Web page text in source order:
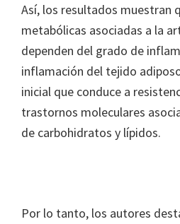
Así, los resultados muestran
metabólicas asociadas a la
dependen del grado de
inflamación del tejido
inicial que conduce a
trastornos moleculares
de carbohidratos y lípidos.
Por lo tanto, los autores